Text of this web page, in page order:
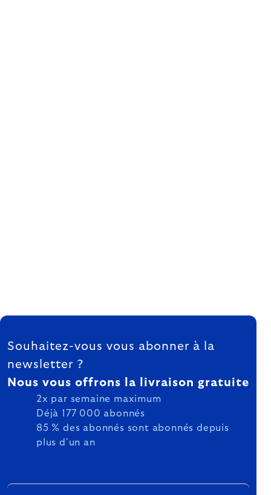
FOOTER
Souhaitez-vous vous abonner à la
newsletter ?
Nous vous offrons la livraison gratuite
2x par semaine maximum
Déjà 177 000 abonnés
85 % des abonnés sont abonnés depuis
plus d'un an